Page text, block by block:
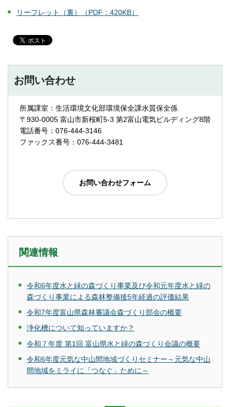
リーフレット（裏）（PDF：420KB）
お問い合わせ
所属課室：生活環境文化部環境保全課水質保全係
〒930-0005 富山市新桜町5-3 第2富山電気ビルディング8階
電話番号：076-444-3146
ファックス番号：076-444-3481
関連情報
令和6年度水と緑の森づくり事業及び令和元年度水と緑の
森づくり事業による森林整備後5年経過の評価結果
令和7年度富山県森林審議会森づくり部会の概要
浄化槽について知っていますか？
令和７年度 第1回 富山県水と緑の森づくり会議の概要
令和6年度元気な中山間地域づくりセミナー～元気な中山
間地域をミライに「つなぐ」ために～